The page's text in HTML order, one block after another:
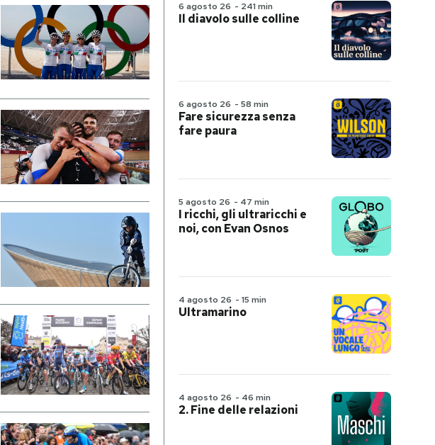
6 agosto 26 - 241 min
Il diavolo sulle colline
6 agosto 26 - 58 min
Fare sicurezza senza
fare paura
5 agosto 26 - 47 min
I ricchi, gli ultraricchi e
noi, con Evan Osnos
4 agosto 26 - 15 min
Ultramarino
4 agosto 26 - 46 min
2. Fine delle relazioni